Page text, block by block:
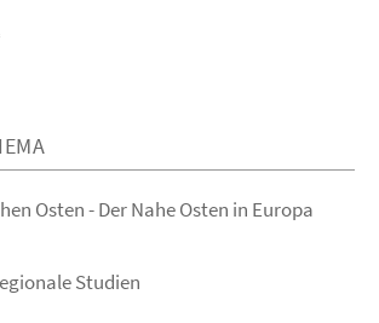
Osten - Der Nahe Osten in Europa
Studien